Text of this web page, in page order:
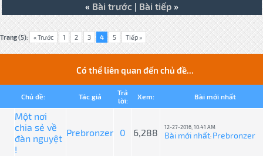
« Bài trước| Bài tiếp»
Trang (5): « Trước 1 2 3 4 5 Tiếp »
Có thể liên quan đến chủ đề...
Chủ đề: Tác giả
Trả
lời:
Xem: Bài mới nhất
Một nơi
chia sẻ về
đàn nguyệt
!
Prebronzer 0 6,288 12-27-2016, 10:41 AM
Bài mới nhất: Prebronzer